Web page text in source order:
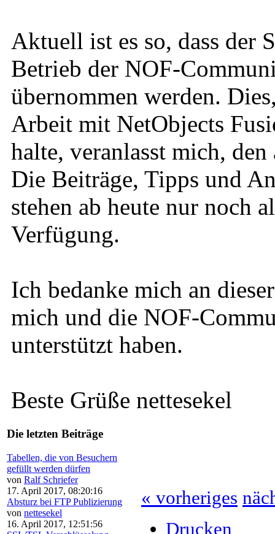
Aktuell ist es so, dass der
Betrieb der NOF-
übernommen werden.
Arbeit mit NetObjects
halte, veranlasst mich,
Die Beiträge, Tipps und
stehen ab heute nur noch
Verfügung.
Ich bedanke mich an
mich und die NOF-
unterstützt haben.
Beste Grüße nettesekel
Die letzten Beiträge
Tabellen, die von Besuchern
gefüllt werden dürfen
von Ralf Schriefer
17. April 2017, 08:20:16
Absturz bei FTP Publizierung
von nettesekel
16. April 2017, 12:51:56
« vorheriges
Drucken